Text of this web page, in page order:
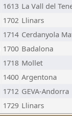
1613 La Vall del
1702 Llinars
1714 Cerdanyola
1700 Badalona
1718 Mollet
1400 Argentona
1712 GEVA-Andorra
1729 Llinars